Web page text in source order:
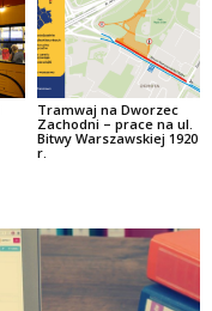
Tramwaj na Dworzec
Zachodni – prace na ul.
Bitwy Warszawskiej 1920
r.